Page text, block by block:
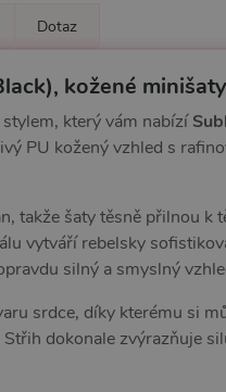
Dotaz
kožené minišaty
který vám nabízí
PU kožený vzhled s
takže šaty těsně přilnou k
vytváří rebelsky
silný a smyslný
srdce, díky kterému si
dokonale zvýrazňuje